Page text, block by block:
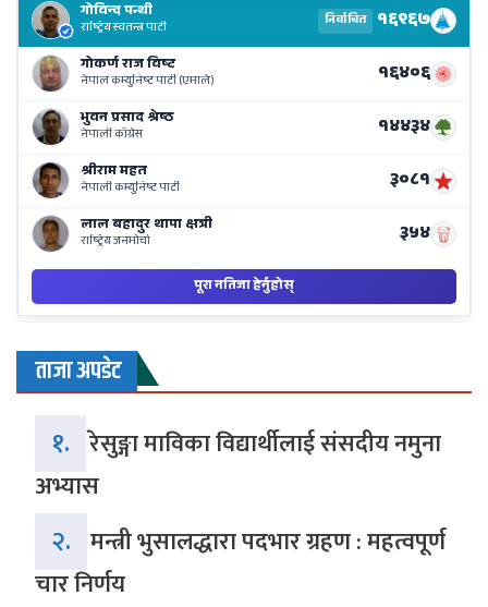
ताजा अपडेट
१. रेसुङ्गा माविका विद्यार्थीलाई संसदीय नमुना
अभ्यास
२. मन्त्री भुसालद्धारा पदभार ग्रहण : महत्वपूर्ण
चार निर्णय